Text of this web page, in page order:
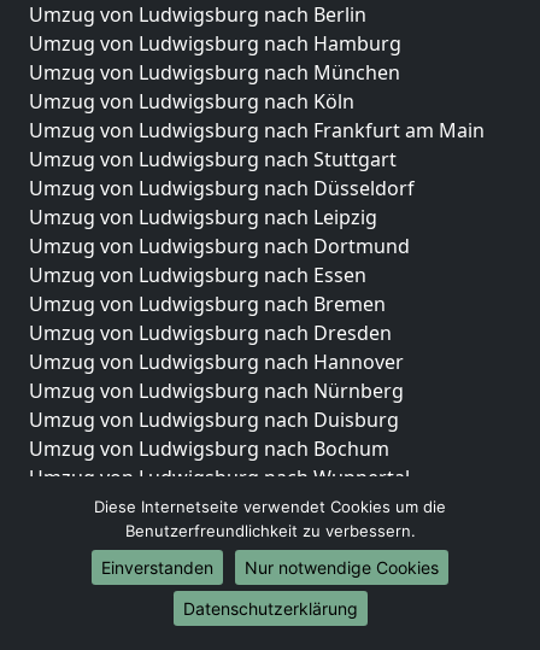
Umzug von Ludwigsburg nach Berlin
Umzug von Ludwigsburg nach Hamburg
Umzug von Ludwigsburg nach München
Umzug von Ludwigsburg nach Köln
Umzug von Ludwigsburg nach Frankfurt am Main
Umzug von Ludwigsburg nach Stuttgart
Umzug von Ludwigsburg nach Düsseldorf
Umzug von Ludwigsburg nach Leipzig
Umzug von Ludwigsburg nach Dortmund
Umzug von Ludwigsburg nach Essen
Umzug von Ludwigsburg nach Bremen
Umzug von Ludwigsburg nach Dresden
Umzug von Ludwigsburg nach Hannover
Umzug von Ludwigsburg nach Nürnberg
Umzug von Ludwigsburg nach Duisburg
Umzug von Ludwigsburg nach Bochum
Umzug von Ludwigsburg nach Wuppertal
Umzug von Ludwigsburg nach Bielefeld
Umzug von Ludwigsburg nach Bonn
Umzug von Ludwigsburg nach Münster
Internationale-Umzüge
Diese Internetseite verwendet Cookies um die
Benutzerfreundlichkeit zu verbessern.
Einverstanden
Nur notwendige Cookies
Datenschutzerklärung